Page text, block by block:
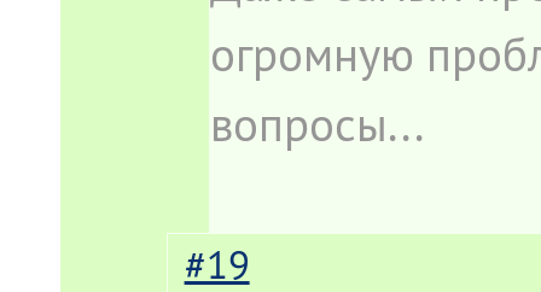
огромную
вопросы...
#19